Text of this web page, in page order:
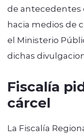
de antecedentes
hacia medios de
el Ministerio
dichas
Fiscalía
cárcel
La Fiscalía